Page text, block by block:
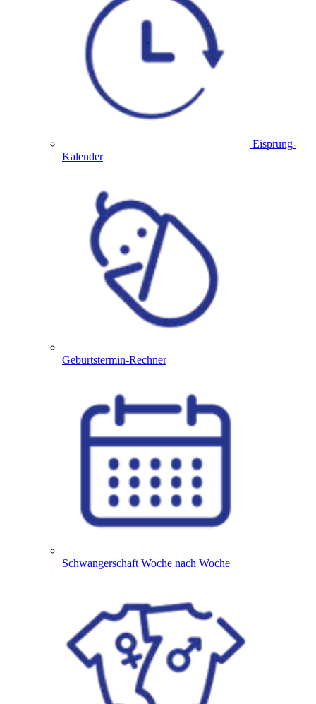
Eisprung-
Kalender
Geburtstermin-Rechner
Schwangerschaft Woche nach Woche